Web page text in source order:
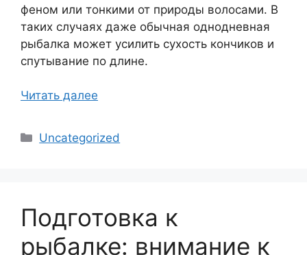
феном или тонкими от природы волосами. В
таких случаях даже обычная однодневная
рыбалка может усилить сухость кончиков и
спутывание по длине.
Читать далее
Рубрики
Uncategorized
Подготовка к
рыбалке: внимание к